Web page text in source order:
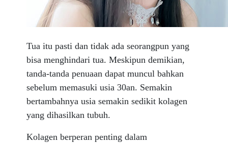
Tua itu pasti dan tidak ada seorangpun yang
bisa menghindari tua. Meskipun demikian,
tanda-tanda penuaan dapat muncul bahkan
sebelum memasuki usia 30an. Semakin
bertambahnya usia semakin sedikit kolagen
yang dihasilkan tubuh.
Kolagen berperan penting dalam